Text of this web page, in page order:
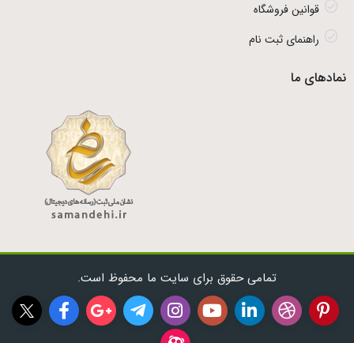
قوانین فروشگاه
راهنمای ثبت نام
نمادهای ما
تمامی حقوق برای سایت ما محفوظ است.